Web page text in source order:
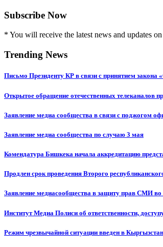
Subscribe Now
* You will receive the latest news and updates
Trending News
Письмо Президенту КР в связи с принятием
Открытое обращение отечественных телеканалов
Заявление медиа сообщества в связи с поджогом
Заявление медиа сообщества по случаю 3 мая
Комендатура Бишкека начала аккредитацию
Продлен срок проведения Второго
Заявление медиасообщества в защиту прав СМИ
Институт Медиа Полиси об ответственности,
Режим чрезвычайной ситуации введен в